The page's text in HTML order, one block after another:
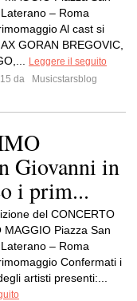
– Roma
Al cast si
GORAN BREGOVIC,
Leggere il seguito
da
Musicstarsblog
Giovanni in
i prim...
del CONCERTO
MAGGIO Piazza San
– Roma
Confermati i
artisti presenti:...